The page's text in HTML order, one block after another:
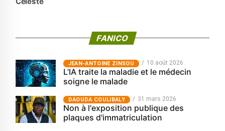
FANICO
JEAN-ANTOINE ZINSOU 10 août 2026
L’IA traite la maladie et le médecin
soigne le malade
‎DAOUDA COULIBALY 31 mars 2026
Non à l'exposition publique des
plaques d'immatriculation